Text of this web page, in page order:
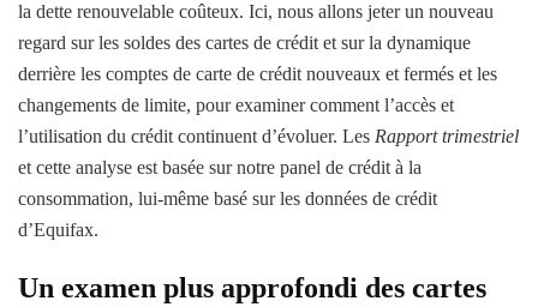
la dette renouvelable coûteux. Ici, nous allons jeter un nouveau
regard sur les soldes des cartes de crédit et sur la dynamique
derrière les comptes de carte de crédit nouveaux et fermés et les
changements de limite, pour examiner comment l’accès et
l’utilisation du crédit continuent d’évoluer. Les Rapport trimestriel
et cette analyse est basée sur notre panel de crédit à la
consommation, lui-même basé sur les données de crédit
d’Equifax.
Un examen plus approfondi des cartes